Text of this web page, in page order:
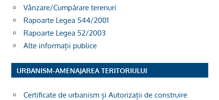
Vânzare/Cumpărare terenuri
Rapoarte Legea 544/2001
Rapoarte Legea 52/2003
Alte informații publice
URBANISM-AMENAJAREA TERITORIULUI
Certificate de urbanism și Autorizații de construire